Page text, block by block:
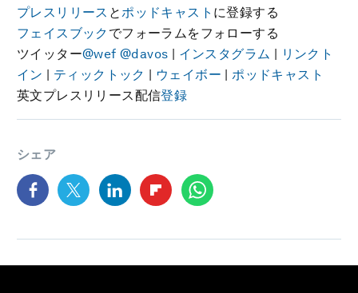
プレスリリース とポッドキャスト に登録する
フェイスブック でフォーラムをフォローする
ツイッター@wef @davos | インスタグラム | リンクト
イン | ティックトック | ウェイボー |ポッドキャスト
英文プレスリリース配信登録
シェア